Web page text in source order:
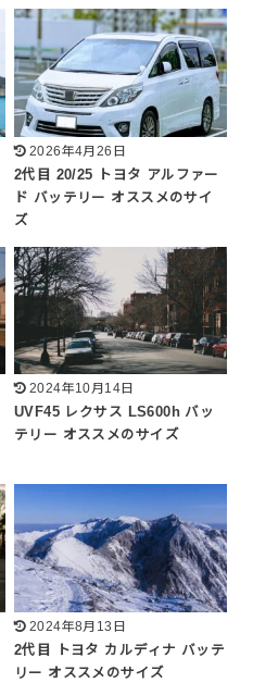
2026年4月26日
2代目 20/25 トヨタ アルファー
ド バッテリー オススメのサイ
ズ
2024年10月14日
UVF45 レクサス LS600h バッ
テリー オススメのサイズ
2024年8月13日
2代目 トヨタ カルディナ バッテ
リー オススメのサイズ